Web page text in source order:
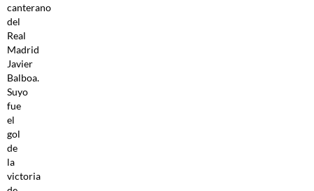
canterano
del
Real
Madrid
Javier
Balboa.
Suyo
fue
el
gol
de
la
victoria